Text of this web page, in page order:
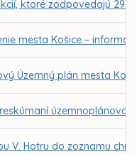
ktoré zodpovedajú 29
mesta Košice –
Územný plán mesta
V. Hotru do zoznamu